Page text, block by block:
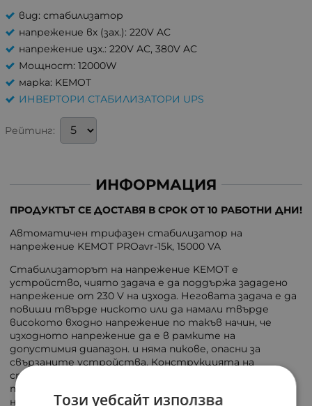
вид: стабилизатор
напрежение вх (зах.): 220V AC
напрежение изх.: 220V AC, 380V AC
Мощност: 12000W
марка: KEMOT
ИНВЕРТОРИ СТАБИЛИЗАТОРИ UPS
Рейтинг:
ИНФОРМАЦИЯ
ПРОДУКТЪТ СЕ ДОСТАВЯ В СРОК ОТ 10 РАБОТНИ ДНИ!
Aвтоматичен трифазен стабилизатор на
напрежение KEMOT PROavr-15k, 15000 VA
Стабилизаторът на напрежение KEMOT е
устройство, чиято задача е да поддържа зададено
напрежение от 230 V на изхода. Неговата задача е да
повиши твърде ниското или да намали твърде
високото входно напрежение по такъв начин, че
изходното напрежение да е в рамките на
допустимия диапазон. и няма пикове, опасни за
свързаните устройства. Конструкцията на
стабилизатора се основава на тороидален
трансформатор, който осигурява стабилна работа
на устройството.
Този уебсайт използва